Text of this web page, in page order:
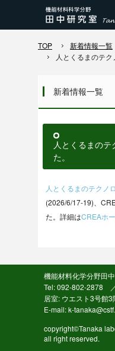
TOP
新着情報一覧
人とくるまのテク
新着情報一覧
人とくるまのテ
た。
人とくるまのテクノ
(2026/6/17-19)、
た。詳細はCREAホ
機能材料化学分野田
Tel: 092-802-2878
居室: ウエスト3号館
E-mail: k-
copyright©Tanaka
all right reserved.